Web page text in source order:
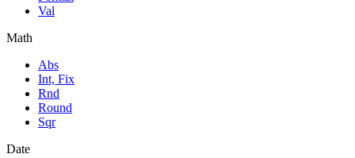
Val
Math
Abs
Int, Fix
Rnd
Round
Sqr
Date